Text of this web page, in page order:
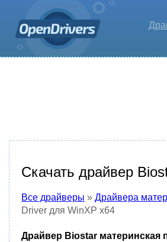
Скачать драйвер
Все драйверы » Драйвера
Driver для WinXP x64
Драйвер Biostar материнская